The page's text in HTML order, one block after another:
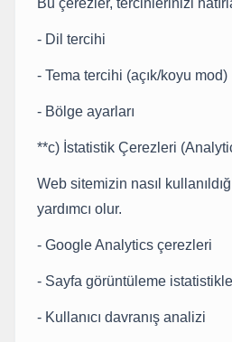
Bu çerezler, tercihlerinizi
- Dil tercihi
- Tema tercihi (açık/koyu mod)
- Bölge ayarları
**c) İstatistik Çerezleri
Web sitemizin nasıl
yardımcı olur.
- Google Analytics çerezleri
- Sayfa görüntüleme
- Kullanıcı davranış analizi